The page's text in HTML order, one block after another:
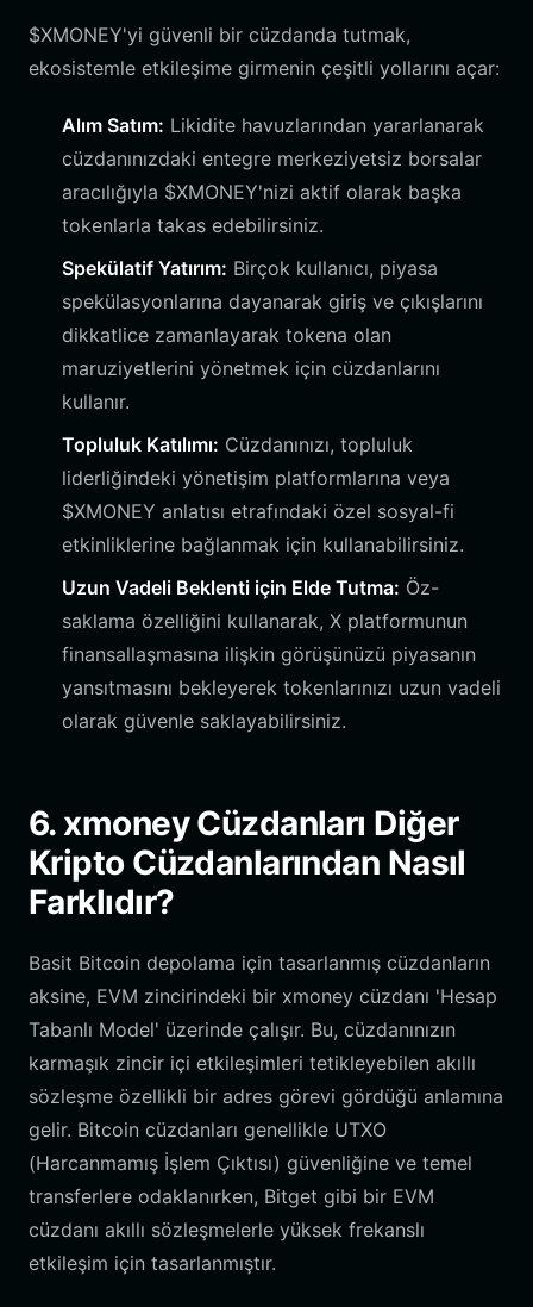
$XMONEY'yi güvenli bir cüzdanda tutmak,
ekosistemle etkileşime girmenin çeşitli yollarını açar:
Alım Satım: Likidite havuzlarından yararlanarak
cüzdanınızdaki entegre merkeziyetsiz borsalar
aracılığıyla $XMONEY'nizi aktif olarak başka
tokenlarla takas edebilirsiniz.
Spekülatif Yatırım: Birçok kullanıcı, piyasa
spekülasyonlarına dayanarak giriş ve çıkışlarını
dikkatlice zamanlayarak tokena olan
maruziyetlerini yönetmek için cüzdanlarını
kullanır.
Topluluk Katılımı: Cüzdanınızı, topluluk
liderliğindeki yönetişim platformlarına veya
$XMONEY anlatısı etrafındaki özel sosyal-fi
etkinliklerine bağlanmak için kullanabilirsiniz.
Uzun Vadeli Beklenti için Elde Tutma: Öz-
saklama özelliğini kullanarak, X platformunun
finansallaşmasına ilişkin görüşünüzü piyasanın
yansıtmasını bekleyerek tokenlarınızı uzun vadeli
olarak güvenle saklayabilirsiniz.
6. xmoney Cüzdanları Diğer
Kripto Cüzdanlarından Nasıl
Farklıdır?
Basit Bitcoin depolama için tasarlanmış cüzdanların
aksine, EVM zincirindeki bir xmoney cüzdanı 'Hesap
Tabanlı Model' üzerinde çalışır. Bu, cüzdanınızın
karmaşık zincir içi etkileşimleri tetikleyebilen akıllı
sözleşme özellikli bir adres görevi gördüğü anlamına
gelir. Bitcoin cüzdanları genellikle UTXO
(Harcanmamış İşlem Çıktısı) güvenliğine ve temel
transferlere odaklanırken, Bitget gibi bir EVM
cüzdanı akıllı sözleşmelerle yüksek frekanslı
etkileşim için tasarlanmıştır.